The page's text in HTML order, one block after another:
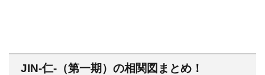
JIN-仁-（第一期）の相関図まとめ！